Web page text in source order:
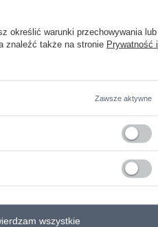
określić warunki przechowywania lub
znaleźć także na stronie Prywatność i
Zawsze aktywne
wszystkie